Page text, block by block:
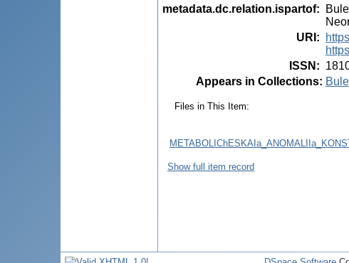
metadata.dc.relation.ispartof:
URI :
ISSN :
Appears in Collections:
Files in This Item:
Show full item record